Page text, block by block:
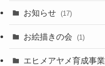
お知らせ (17)
お絵描きの会 (1)
エヒメアヤメ育成事業